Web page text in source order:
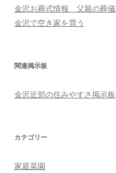
金沢お葬式情報 父親の葬儀
金沢で空き家を買う
関連掲示板
金沢近郊の住みやすさ掲示板
カテゴリー
家庭菜園